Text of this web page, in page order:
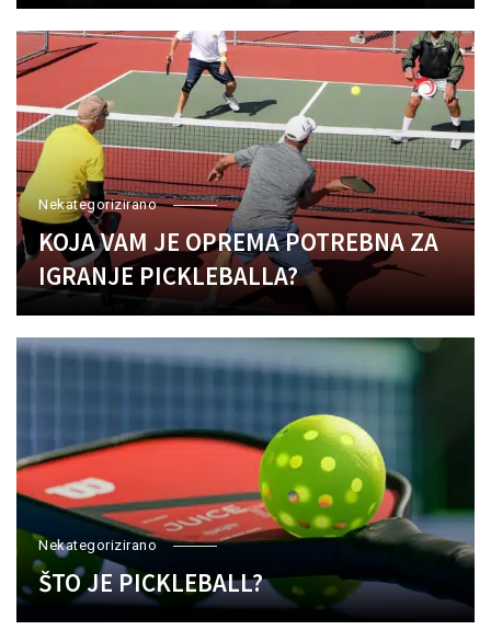
Nekategorizirano
KOJA VAM JE OPREMA POTREBNA ZA
IGRANJE PICKLEBALLA?
Nekategorizirano
ŠTO JE PICKLEBALL?